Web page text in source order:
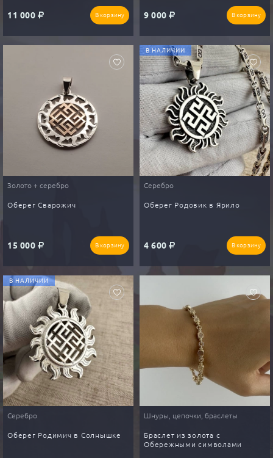
11 000 В корзину 9 000 В корзину
Золото + серебро
Оберег Сварожич
15 000 В корзину
В НАЛИЧИИ
Серебро
Оберег Родовик в Ярило
4 600 В корзину
В НАЛИЧИИ
Серебро
Оберег Родимич в Солнышке
Шнуры, цепочки, браслеты
Браслет из золота с
Обережными символами